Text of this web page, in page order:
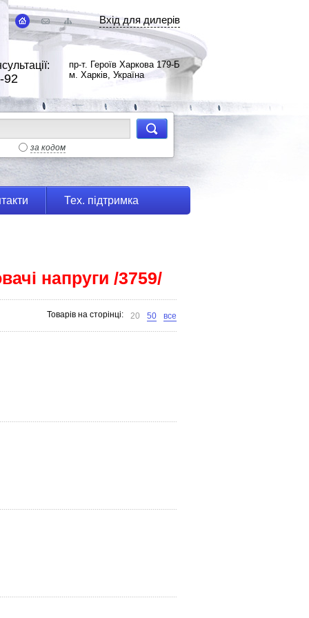
Вхід для дилерів
92
пр-т. Героїв Харкова 179-Б
м. Харків, Україна
за кодом
Тех. підтримка
напруги /3759/
Товарів на сторінці: 20 50 все